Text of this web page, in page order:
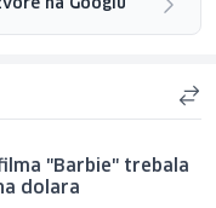
na Googlu
"Barbie" trebala
dolara